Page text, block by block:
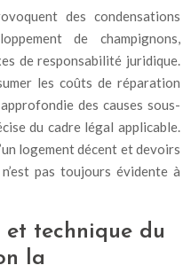
des condensations
de champignons,
de responsabilité juridique.
les coûts de réparation
des causes sous-
du cadre légal applicable.
logement décent et devoirs
pas toujours évidente à
technique du
la